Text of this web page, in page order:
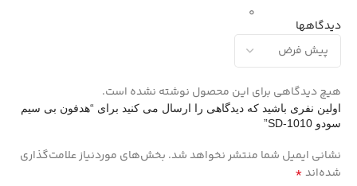
0
دیدگاهها
هیچ دیدگاهی برای این محصول نوشته نشده است.
اولین نفری باشید که دیدگاهی را ارسال می کنید برای “هدفون بی سیم
سودو SD-1010”
نشانی ایمیل شما منتشر نخواهد شد. بخش‌های موردنیاز علامت‌گذاری
شده‌اند*